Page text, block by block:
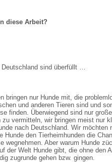
diese Arbeit?
sind überfüllt …
bringen nur Hunde mit, die
und anderen Tieren sind und
finden. Überwiegend sind nur
zu vermitteln, wir bringen meist nur
nach Deutschland. Wir möchten
Hunde den Tierheimhunden die
wegnehmen. Aber warum Hunde
der Welt Hunde gibt, die ohne den
zugrunde gehen bzw. gingen.